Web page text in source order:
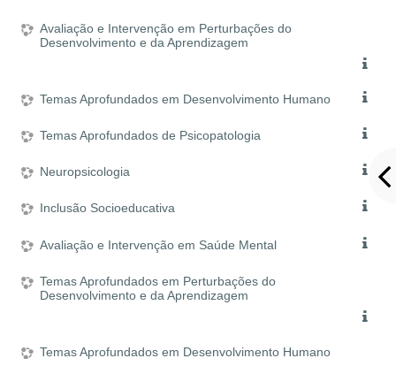
Avaliação e Intervenção em Perturbações do
Desenvolvimento e da Aprendizagem
Temas Aprofundados em Desenvolvimento Humano
Temas Aprofundados de Psicopatologia
Neuropsicologia
Inclusão Socioeducativa
Avaliação e Intervenção em Saúde Mental
Temas Aprofundados em Perturbações do
Desenvolvimento e da Aprendizagem
Temas Aprofundados em Desenvolvimento Humano